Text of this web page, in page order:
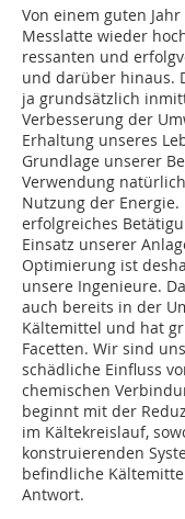
Von einem guten
Messlatte wieder
ressanten und
und darüber hinaus.
ja grundsätzlich
Verbesserung der
Erhaltung unseres
Grundlage unserer
Verwendung
Nutzung der
erfolgreiches
Einsatz unserer
Optimierung ist
unsere Ingenieure.
auch bereits in der
Kältemittel und hat
Facetten. Wir sind
schädliche Einfluss
chemischen
beginnt mit der
im Kältekreislauf,
konstruierenden
befindliche
Antwort.